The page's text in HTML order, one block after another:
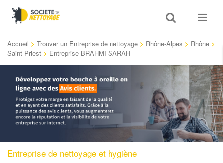
Toggle
search
Toggle
Accueil > Trouver un Entreprise de nettoyage > Rhône-Alpes > Rhône >
Saint-Priest > Entreprise BRAHMI SARAH
Entreprise de nettoyage et hygiène